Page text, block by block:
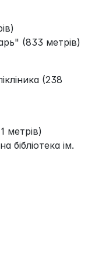
(833 метрів)
(238
метрів)
бібліотека ім.